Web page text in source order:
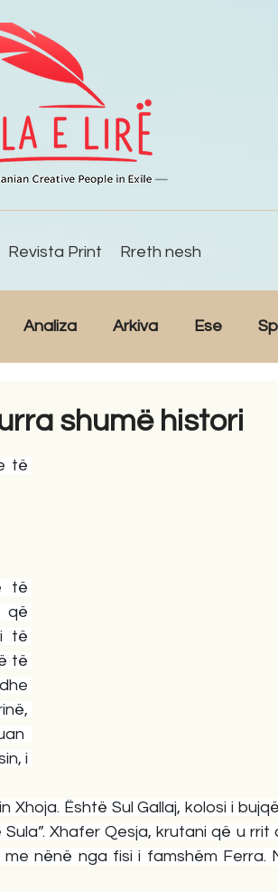
Revista Print Rreth nesh
Analiza Arkiva Ese
Romane
shumë histori
të
të
që
të
të
i
Xhoja. Është Sul Gallaj, kolosi i
Xhafer Qesja, krutani që u rrit
nënë nga fisi i famshëm Ferra.